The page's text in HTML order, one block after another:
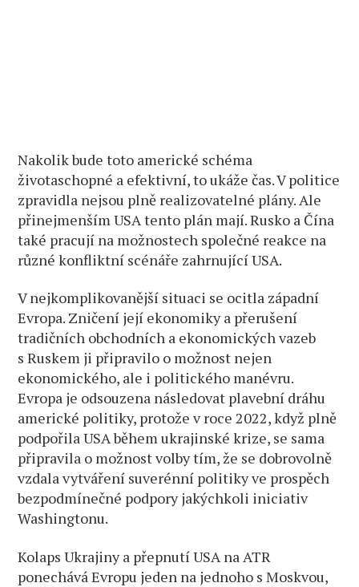
Nakolik bude toto americké schéma
životaschopné a efektivní, to ukáže čas. V politice
zpravidla nejsou plně realizovatelné plány. Ale
přinejmenším USA tento plán mají. Rusko a Čína
také pracují na možnostech společné reakce na
různé konfliktní scénáře zahrnující USA.
V nejkomplikovanější situaci se ocitla západní
Evropa. Zničení její ekonomiky a přerušení
tradičních obchodních a ekonomických vazeb
s Ruskem ji připravilo o možnost nejen
ekonomického, ale i politického manévru.
Evropa je odsouzena následovat plavební dráhu
americké politiky, protože v roce 2022, když plně
podpořila USA během ukrajinské krize, se sama
připravila o možnost volby tím, že se dobrovolně
vzdala vytváření suverénní politiky ve prospěch
bezpodmínečné podpory jakýchkoli iniciativ
Washingtonu.
Kolaps Ukrajiny a přepnutí USA na ATR
ponechává Evropu jeden na jednoho s Moskvou,